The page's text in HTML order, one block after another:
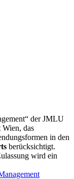
der JMLU
Wien, das
in den
berücksichtigt.
wird ein